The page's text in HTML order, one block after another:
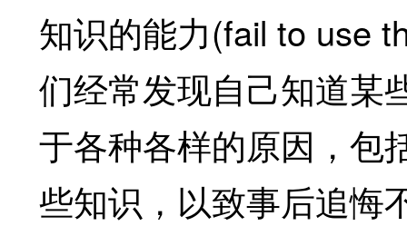
知识的能力(fail to use
们经常发现自己知道某
于各种各样的原因，包
些知识，以致事后追悔